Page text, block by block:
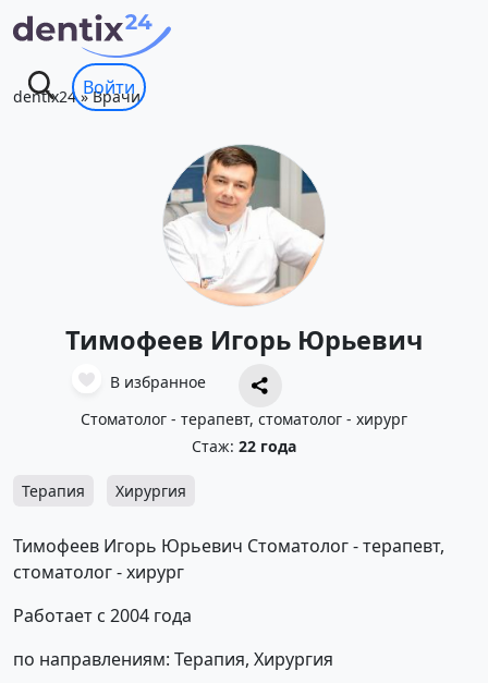
Войти
dentix24»Врачи
Тимофеев Игорь Юрьевич
В избранное
Стоматолог - терапевт, стоматолог - хирург
Стаж: 22 года
Терапия Хирургия
Тимофеев Игорь Юрьевич Стоматолог - терапевт,
стоматолог - хирург
Работает с 2004 года
по направлениям: Терапия, Хирургия